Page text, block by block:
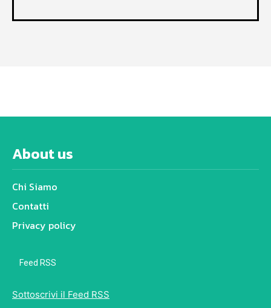
About us
Chi Siamo
Contatti
Privacy policy
Feed RSS
Sottoscrivi il Feed RSS